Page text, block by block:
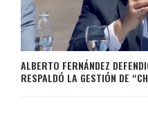
ALBERTO FERNÁNDEZ
RESPALDÓ LA GESTIÓN DE